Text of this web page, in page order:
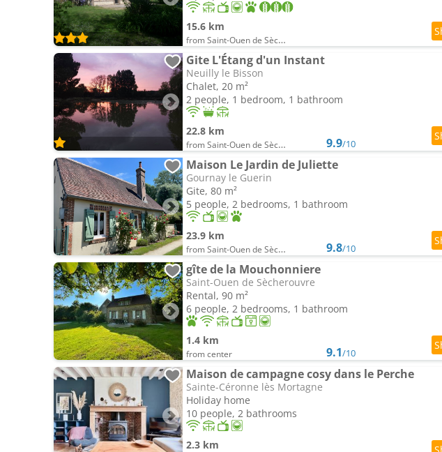
15.6 km
from Saint-Ouen de Sècherouvre
Gite L'Étang d'un Instant
Neuilly le Bisson
Chalet, 20 m²
2 people, 1 bedroom, 1 bathroom
22.8 km
from Saint-Ouen de Sècherouvre 9.9/10
Maison Le Jardin de Juliette
Gournay le Guerin
Gite, 80 m²
5 people, 2 bedrooms, 1 bathroom
23.9 km
from Saint-Ouen de Sècherouvre 9.8/10
gîte de la Mouchonniere
Saint-Ouen de Sècherouvre
Rental, 90 m²
6 people, 2 bedrooms, 1 bathroom
1.4 km
from center 9.1/10
Maison de campagne cosy dans le Perche
Sainte-Céronne lès Mortagne
Holiday home
10 people, 2 bathrooms
2.3 km